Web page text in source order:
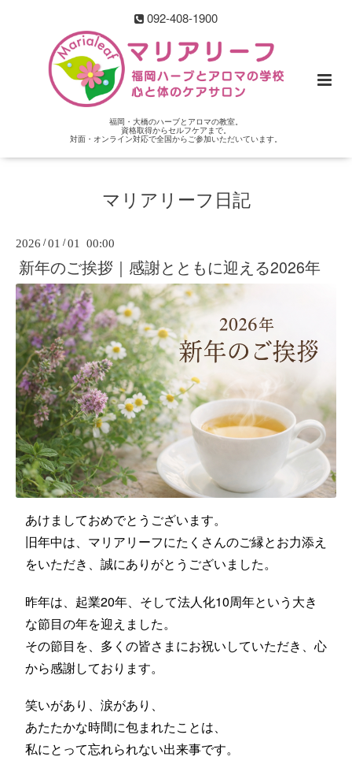
092-408-1900
福岡・大橋のハーブとアロマの教室。
資格取得からセルフケアまで。
対面・オンライン対応で全国からご参加いただいています。
マリアリーフ日記
2026 /01 /01 00:00
新年のご挨拶｜感謝とともに迎える2026年
あけましておめでとうございます。
旧年中は、マリアリーフにたくさんのご縁とお力添え
をいただき、誠にありがとうございました。
昨年は、起業20年、そして法人化10周年という大き
な節目の年を迎えました。
その節目を、多くの皆さまにお祝いしていただき、心
から感謝しております。
笑いがあり、涙があり、
あたたかな時間に包まれたことは、
私にとって忘れられない出来事です。